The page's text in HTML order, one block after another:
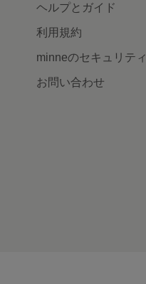
ヘルプとガイド
利用規約
minneのセキュリティ
お問い合わせ